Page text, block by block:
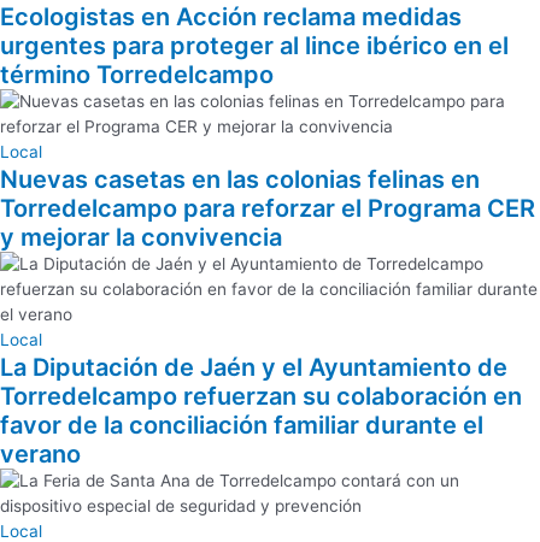
Ecologistas en Acción reclama medidas
urgentes para proteger al lince ibérico en el
término Torredelcampo
Local
Nuevas casetas en las colonias felinas en
Torredelcampo para reforzar el Programa CER
y mejorar la convivencia
Local
La Diputación de Jaén y el Ayuntamiento de
Torredelcampo refuerzan su colaboración en
favor de la conciliación familiar durante el
verano
Local